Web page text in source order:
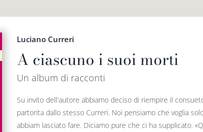
Luciano Curreri
A ciascuno i suoi morti
Un album di racconti
Su invito dell'autore abbiamo deciso di riempire il
partorita dallo stesso Curreri. Noi pensiamo che voglia
abbiam lasciato fare. Diciamo pure che ci ha supplicato.